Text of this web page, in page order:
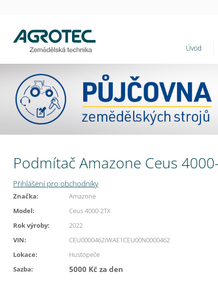
Úvod
Podmítač Amazone Ceus
Přihlášení pro obchodníky
Značka:
Amazone
Model:
Ceus 4000-2TX
Rok výroby:
2022
VIN:
CEU0000462/WAE1CEU00N0000462
Lokace:
Hustopeče
Sazba:
5000 Kč za den